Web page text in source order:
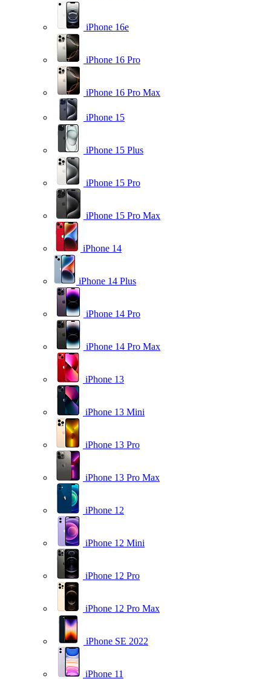
iPhone 16e
iPhone 16 Pro
iPhone 16 Pro Max
iPhone 15
iPhone 15 Plus
iPhone 15 Pro
iPhone 15 Pro Max
iPhone 14
iPhone 14 Plus
iPhone 14 Pro
iPhone 14 Pro Max
iPhone 13
iPhone 13 Mini
iPhone 13 Pro
iPhone 13 Pro Max
iPhone 12
iPhone 12 Mini
iPhone 12 Pro
iPhone 12 Pro Max
iPhone SE 2022
iPhone 11